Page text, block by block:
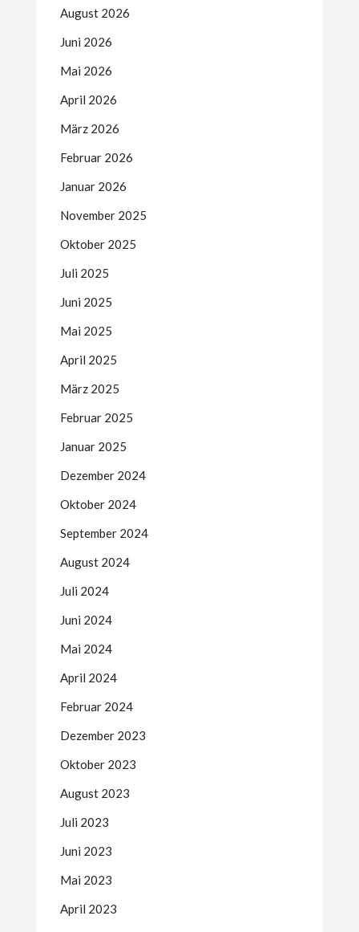
August 2026
Juni 2026
Mai 2026
April 2026
März 2026
Februar 2026
Januar 2026
November 2025
Oktober 2025
Juli 2025
Juni 2025
Mai 2025
April 2025
März 2025
Februar 2025
Januar 2025
Dezember 2024
Oktober 2024
September 2024
August 2024
Juli 2024
Juni 2024
Mai 2024
April 2024
Februar 2024
Dezember 2023
Oktober 2023
August 2023
Juli 2023
Juni 2023
Mai 2023
April 2023